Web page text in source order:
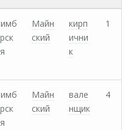
Майн
ский
кирп
ични
к
1
Майн
ский
вале
нщик
4